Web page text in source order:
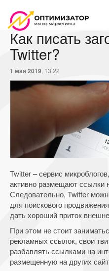
Как писать
Twitter?
1 мая 2019, 13:22
Twitter – сервис
активно размещают ссылки
Следовательно, Twitter
для поискового
дать хороший приток
При этом не стоит
рекламных ссылок, свои
разбавлять ссылками на
размещенную на других